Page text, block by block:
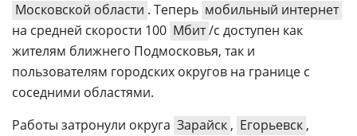
Московской области . Теперь мобильный интернет
на средней скорости 100 Мбит/с доступен как
жителям ближнего Подмосковья, так и
пользователям городских округов на границе с
соседними областями.
Работы затронули округа Зарайск , Егорьевск ,